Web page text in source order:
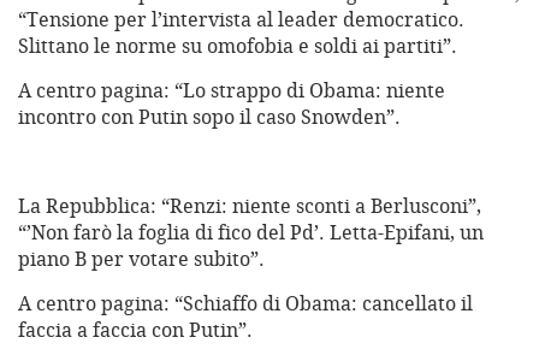
“Tensione per l’intervista al leader democratico.
Slittano le norme su omofobia e soldi ai partiti”.
A centro pagina: “Lo strappo di Obama: niente
incontro con Putin sopo il caso Snowden”.
La Repubblica: “Renzi: niente sconti a Berlusconi”,
“’Non farò la foglia di fico del Pd’. Letta-Epifani, un
piano B per votare subito”.
A centro pagina: “Schiaffo di Obama: cancellato il
faccia a faccia con Putin”.